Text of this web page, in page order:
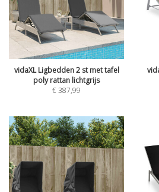
vidaXL Ligbedden 2 st met tafel
poly rattan lichtgrijs
€387,99